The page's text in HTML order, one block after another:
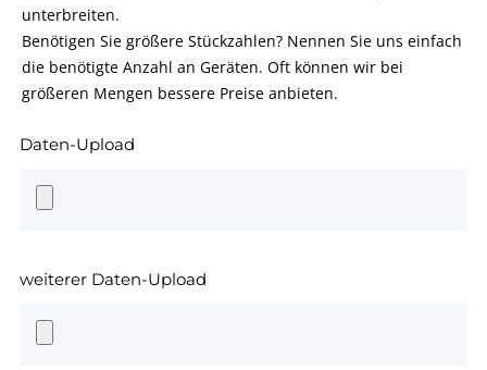
unterbreiten.
Benötigen Sie größere Stückzahlen? Nennen Sie uns einfach
die benötigte Anzahl an Geräten. Oft können wir bei
größeren Mengen bessere Preise anbieten.
Daten-Upload
weiterer Daten-Upload